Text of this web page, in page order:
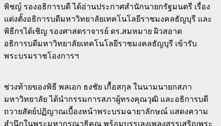
พิชญ์ รองอธิการบดี ได้อ่านประกาศสำนักนายกรัฐมนตรี เรื่อง
แต่งตั้งอธิการบดีมหาวิทยาลัยเทคโนโลยีราชมงคลธัญบุรี และ
พิธีกรได้เชิญ รองศาสตราจารย์ ดร.สมหมาย ผิวสอาด
อธิการบดีมหาวิทยาลัยเทคโนโลยีราชมงคลธัญบุรี เข้ารับ
พระบรมราชโองการฯ
ช่วงท้ายของพิธี พลเอก ธงชัย เกื้อสกุล ในนามนายกสภา
มหาวิทยาลัย ได้นำกรรมการสภาผู้ทรงคุณวุฒิ และอธิการบดี
ถวายสัตย์ปฏิญาณเบื้องหน้าพระบรมฉายาลักษณ์ แสดงความ
สำนึกในพระมหากรุณาธิคุณ พร้อมบรรเลงเพลงสรรเสริญพระ